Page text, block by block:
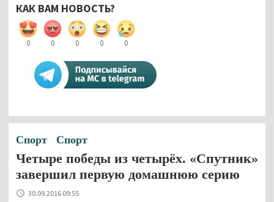
КАК ВАМ НОВОСТЬ?
0 0 0 0 0
Спорт Спорт
Четыре победы из четырёх. «Спутник»
завершил первую домашнюю серию
30.09.2016 09:55